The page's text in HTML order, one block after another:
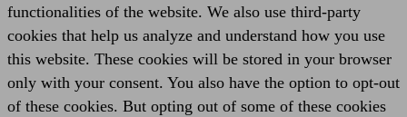
functionalities of the website. We also use third-party
cookies that help us analyze and understand how you use
this website. These cookies will be stored in your browser
only with your consent. You also have the option to opt-out
of these cookies. But opting out of some of these cookies